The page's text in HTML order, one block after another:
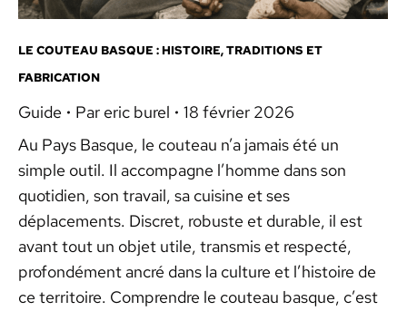
LE COUTEAU BASQUE : HISTOIRE, TRADITIONS ET
FABRICATION
Guide Par eric burel
18 février 2026
Au Pays Basque, le couteau n’a jamais été un
simple outil. Il accompagne l’homme dans son
quotidien, son travail, sa cuisine et ses
déplacements. Discret, robuste et durable, il est
avant tout un objet utile, transmis et respecté,
profondément ancré dans la culture et l’histoire de
ce territoire. Comprendre le couteau basque, c’est